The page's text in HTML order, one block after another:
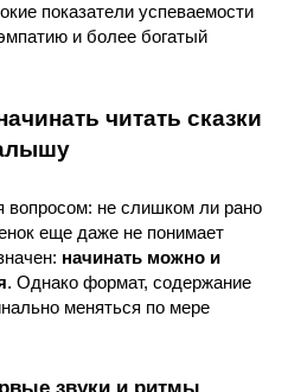
показатели успеваемости
и более богатый
читать сказки
вопросом: не слишком ли рано
еще даже не понимает
начинать можно и
. Однако формат, содержание
меняться по мере